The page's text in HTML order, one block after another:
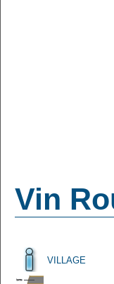
Vin
VILLAGE